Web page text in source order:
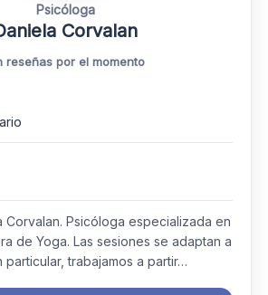
Psicóloga
Corvalan
reseñas por el momento
Corvalan. Psicóloga especializada en
de Yoga. Las sesiones se adaptan a
trabajamos a partir…